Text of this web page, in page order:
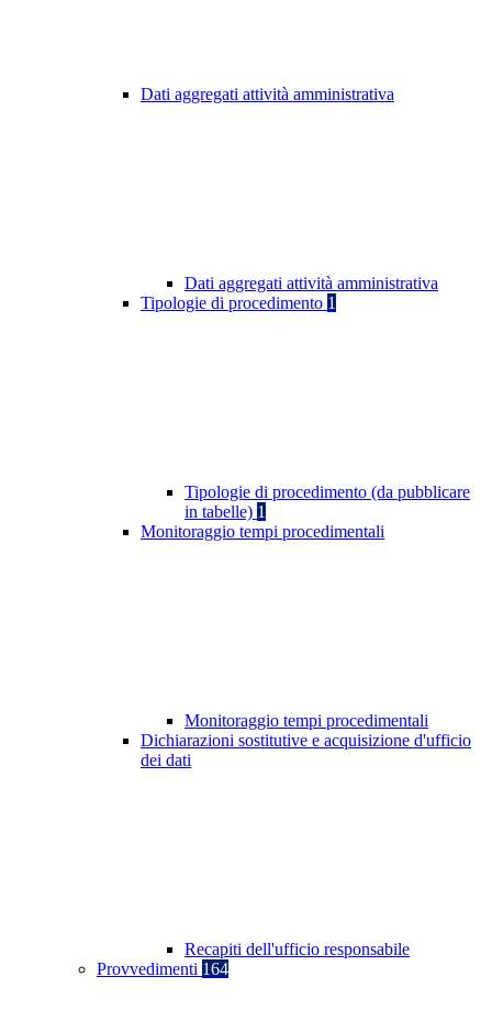
Dati aggregati attività amministrativa
Dati aggregati attività amministrativa
Tipologie di procedimento 1
Tipologie di procedimento (da pubblicare
in tabelle) 1
Monitoraggio tempi procedimentali
Monitoraggio tempi procedimentali
Dichiarazioni sostitutive e acquisizione d'ufficio
dei dati
Recapiti dell'ufficio responsabile
Provvedimenti 164